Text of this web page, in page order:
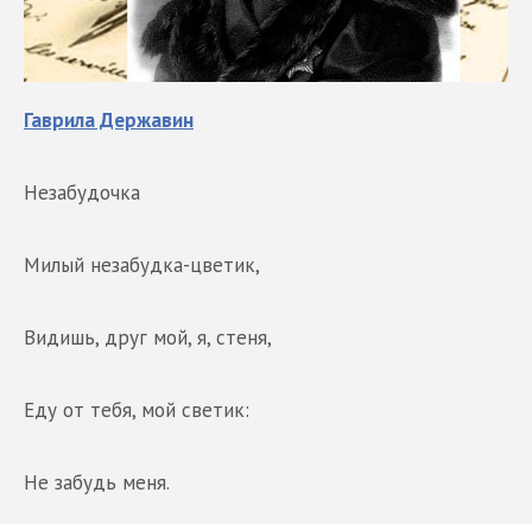
Гаврила Державин
Незабудочка
Милый незабудка-цветик,
Видишь, друг мой, я, стеня,
Еду от тебя, мой светик:
Не забудь меня.